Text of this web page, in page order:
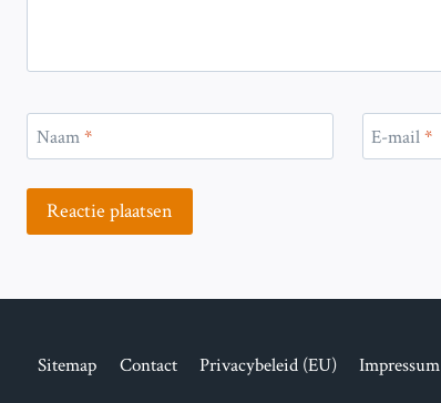
Naam* E-mail*
Sitemap Contact Privacybeleid (EU) Impressum